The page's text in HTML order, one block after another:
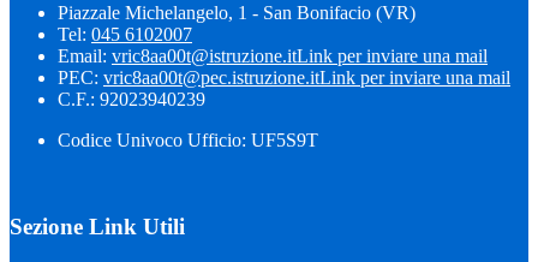
Piazzale Michelangelo, 1 - San Bonifacio (VR)
Tel: 045 6102007
Email: vric8aa00t@istruzione.itLink per inviare una mail
PEC: vric8aa00t@pec.istruzione.itLink per inviare una mail
C.F.: 92023940239
Codice Univoco Ufficio: UF5S9T
Sezione Link Utili